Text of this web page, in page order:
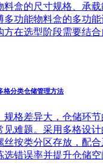
料盒的尺寸规格、承
多功能物料盒的多功
方在选型阶段需要结
格分类仓储管理方法
规格差异大，仓储环
见难题。采用多格设
丝按类分区存放，配
错误率并提升仓储空